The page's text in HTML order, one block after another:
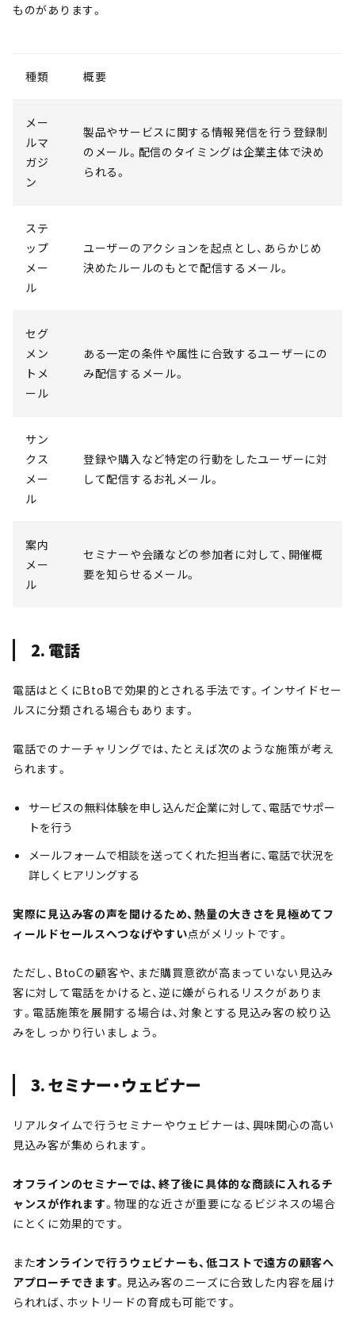
ものがあります。
種類 概要
メー
ルマ
ガジ
ン
製品やサービスに関する情報発信を行う登録制
のメール。配信のタイミングは企業主体で決め
られる。
ステ
ップ
メー
ル
ユーザーのアクションを起点とし、あらかじめ
決めたルールのもとで配信するメール。
セグ
メン
トメ
ール
ある一定の条件や属性に合致するユーザーにの
み配信するメール。
サン
クス
メー
ル
登録や購入など特定の行動をしたユーザーに対
して配信するお礼メール。
案内
メー
ル
セミナーや会議などの参加者に対して、開催概
要を知らせるメール。
2. 電話
電話はとくにBtoBで効果的とされる手法です。インサイドセー
ルスに分類される場合もあります。
電話でのナーチャリングでは、たとえば次のような施策が考え
られます。
サービスの無料体験を申し込んだ企業に対して、電話でサポー
トを行う
メールフォームで相談を送ってくれた担当者に、電話で状況を
詳しくヒアリングする
実際に見込み客の声を聞けるため、熱量の大きさを見極めてフ
ィールドセールスへつなげやすい点がメリットです。
ただし、BtoCの顧客や、まだ購買意欲が高まっていない見込み
客に対して電話をかけると、逆に嫌がられるリスクがありま
す。電話施策を展開する場合は、対象とする見込み客の絞り込
みをしっかり行いましょう。
3. セミナー・ウェビナー
リアルタイムで行うセミナーやウェビナーは、興味関心の高い
見込み客が集められます。
オフラインのセミナーでは、終了後に具体的な商談に入れるチ
ャンスが作れます。物理的な近さが重要になるビジネスの場合
にとくに効果的です。
またオンラインで行うウェビナーも、低コストで遠方の顧客へ
アプローチできます。見込み客のニーズに合致した内容を届け
られれば、ホットリードの育成も可能です。